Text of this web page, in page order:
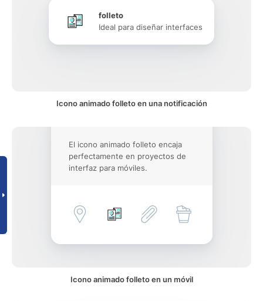
folleto
Ideal para diseñar interfaces
Icono animado folleto en una notificación
El icono animado folleto encaja
perfectamente en proyectos de
interfaz para móviles.
Icono animado folleto en un móvil